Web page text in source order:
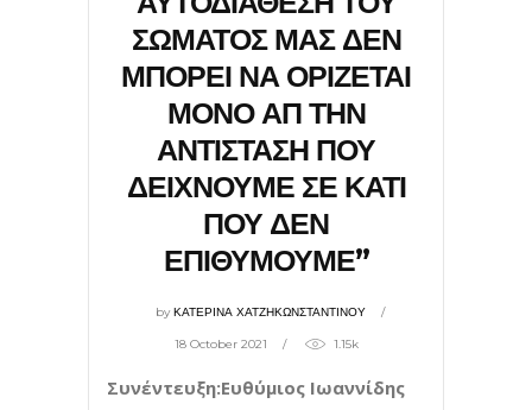
ΣΩΜΑΤΟΣ ΜΑΣ ΔΕΝ
ΜΠΟΡΕΙ ΝΑ ΟΡΙΖΕΤΑΙ
ΜΟΝΟ ΑΠ ΤΗΝ
ΑΝΤΙΣΤΑΣΗ ΠΟΥ
ΔΕΙΧΝΟΥΜΕ ΣΕ ΚΑΤΙ
ΠΟΥ ΔΕΝ
ΕΠΙΘΥΜΟΥΜΕ”
byΚΑΤΕΡΙΝΑ ΧΑΤΖΗΚΩΝΣΤΑΝΤΙΝΟΥ
18 October 2021 1.15k
Συνέντευξη:Ευθύμιος Ιωαννίδης